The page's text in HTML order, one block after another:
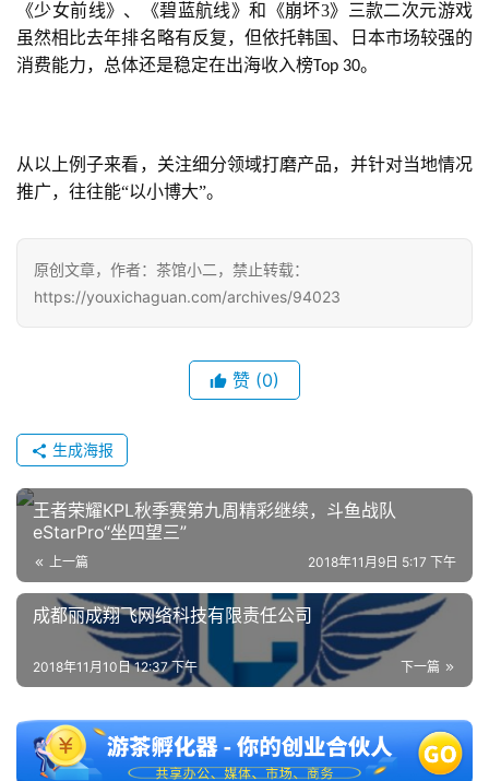
游
茶
会
海
站
中
国
《少女前线》、《碧蓝航线》和《崩坏3》三款二次元游戏
虽然相比去年排名略有反复，但依托韩国、日本市场较强的
消费能力，总体还是稳定在出海收入榜Top 30。
从以上例子来看，关注细分领域打磨产品，并针对当地情况
推广，往往能“以小博大”。
原创文章，作者：茶馆小二，禁止转载：
https://youxichaguan.com/archives/94023
赞 (0)
生成海报
王者荣耀KPL秋季赛第九周精彩继续，斗鱼战队
eStarPro“坐四望三”
上一篇 2018年11月9日 5:17 下午
成都丽成翔飞网络科技有限责任公司
下一篇
2018年11月10日 12:37 下午